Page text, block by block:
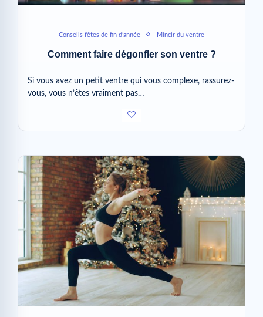
Conseils fêtes de fin d’année Mincir du ventre
Comment faire dégonfler son ventre ?
Si vous avez un petit ventre qui vous complexe, rassurez-
vous, vous n’êtes vraiment pas…